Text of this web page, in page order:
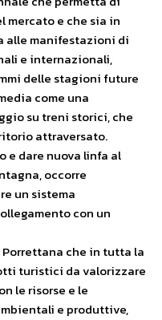
mercato e che sia in
alle manifestazioni di
e internazionali,
delle stagioni future
come una
su treni storici, che
attraversato.
e dare nuova linfa al
occorre
un sistema
con un
che in tutta la
turistici da valorizzare
le risorse e le
e produttive,